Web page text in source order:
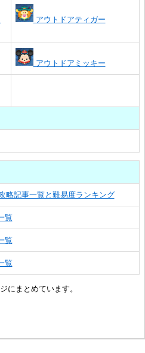
アウトドアティガー
アウトドアミッキー
略記事一覧と難易度ランキング
覧
覧
覧
にまとめています。